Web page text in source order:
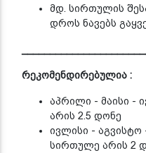
მდ. სირთულის
დროს ნავებს
რეკომენდირებულია :
აპრილი - მაისი -
არის 2.5 დონე
ივლისი - აგვისტო
სირთულე არის 2